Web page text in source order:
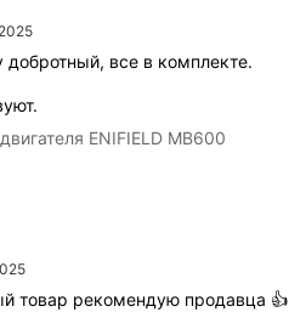
добротный, все в комплекте.
ENIFIELD MB600
товар рекомендую продавца 👍